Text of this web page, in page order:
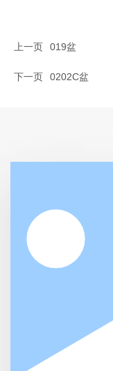
上一页 019盆
下一页 0202C盆